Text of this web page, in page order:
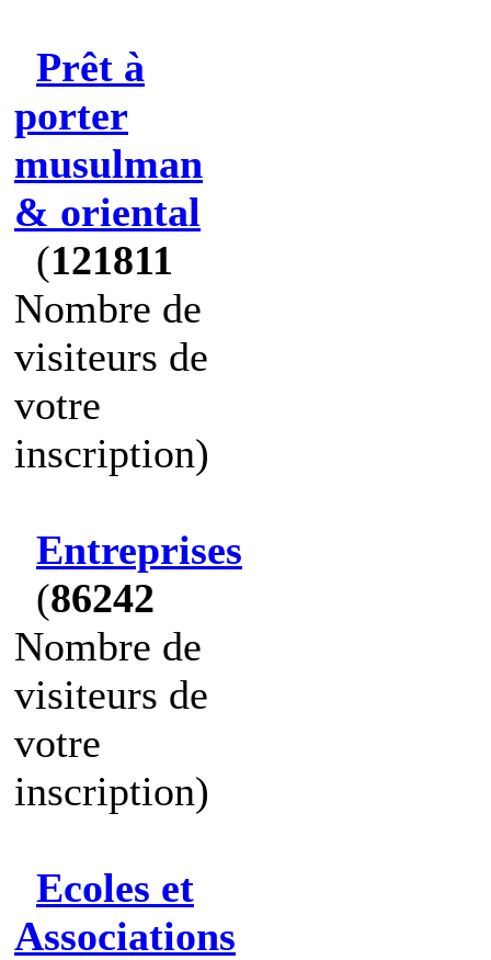
Prêt à
porter
musulman
& oriental
(121811
Nombre de
visiteurs de
votre
inscription)
Entreprises
(86242
Nombre de
visiteurs de
votre
inscription)
Ecoles et
Associations